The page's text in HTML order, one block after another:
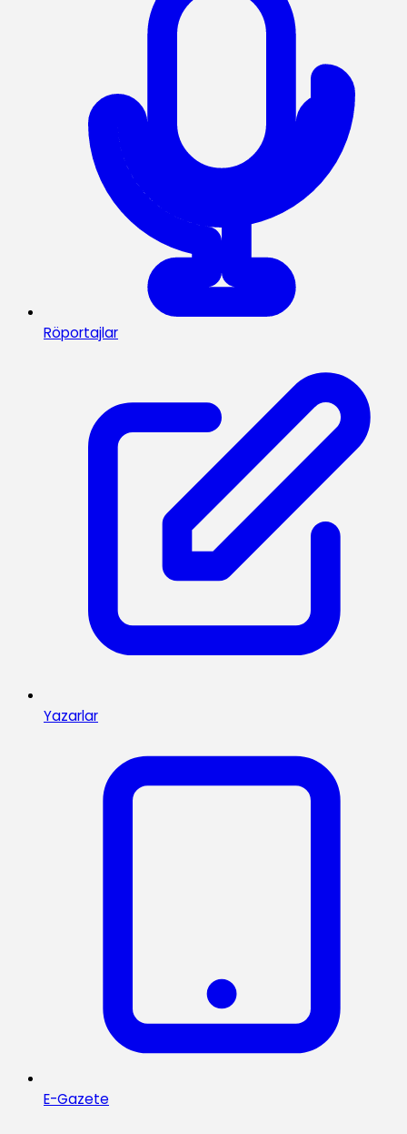
Röportajlar
Yazarlar
E-Gazete